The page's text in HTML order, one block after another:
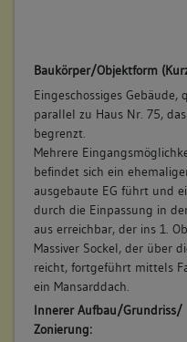
(1742)
Das Soelchow'sche
Victor Stephan Essich,
Besigheim: "Eine
und darunter befindlichen
Gärtten, alß einen in dem
und einen vor dem Hauße
beyeinander, in einem
Schulhauß, und der
Stattmauren gelegen ...".
Betroffene Gebäudeteile:
9. Besitzer:in:
(1715 - 1730)
Bemerkung Familie:
Bemerkung Besitz:
kauft
Beschreibung:
Amtsbehausung
Beruf / Amt / Titel:
Soldat
Baukörper/Objektform
Eingeschossiges
parallel zu Haus Nr. 75,
begrenzt.
Mehrere
befindet sich ein
ausgebaute EG führt und
durch die Einpassung in
aus erreichbar, der ins 1.
Massiver Sockel, der über
reicht, fortgeführt mittels
ein Mansarddach.
Innerer Aufbau/Grundriss/
Zonierung: